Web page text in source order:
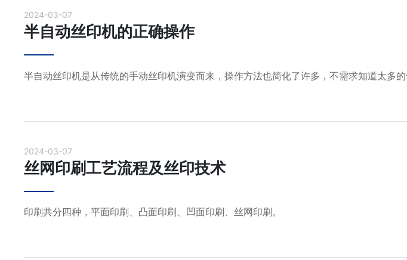
2024-03-07
半自动丝印机的正确操作
半自动丝印机是从传统的手动丝印机演变而来，操作方法也简化了许多，不需求知道太多
2024-03-07
丝网印刷工艺流程及丝印技术
印刷共分四种，平面印刷、凸面印刷、凹面印刷、丝网印刷。